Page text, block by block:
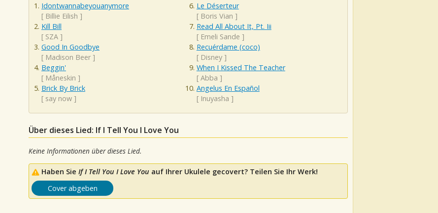
Idontwannabeyouanymore
[ Billie Eilish ]
Kill Bill
[ SZA ]
Good In Goodbye
[ Madison Beer ]
Beggin'
[ Måneskin ]
Brick By Brick
[ say now ]
Le Déserteur
[ Boris Vian ]
Read All About It, Pt. Iii
[ Emeli Sande ]
Recuérdame (coco)
[ Disney]
When I Kissed The Teacher
[ Abba ]
Angelus En Español
[ Inuyasha ]
Über dieses Lied: If I Tell You I Love You
Keine Informationen über dieses Lied.
Haben Sie If I Tell You I Love You auf Ihrer Ukulele gecovert? Teilen Sie Ihr Werk!
Cover abgeben